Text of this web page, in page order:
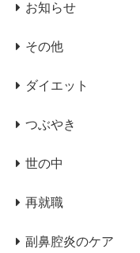
お知らせ
その他
ダイエット
つぶやき
世の中
再就職
副鼻腔炎のケア